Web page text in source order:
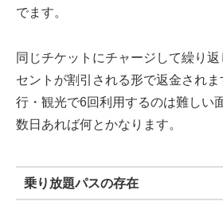
でます。
同じチケットにチャージして繰り
セントが割引される形で返金され
行・観光で6回利用するのは難しい
数日あれば何とかなります。
乗り放題パスの存在